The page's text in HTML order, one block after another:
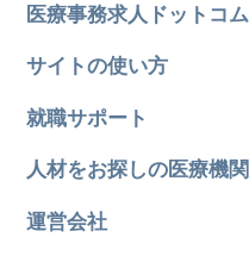
医療事務求人ドットコ
サイトの使い方
就職サポート
人材をお探しの医療機
運営会社